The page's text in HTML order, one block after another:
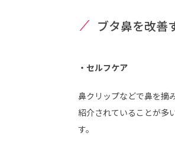
ブタ鼻を改善
・セルフケア
鼻クリップなどで鼻を摘
紹介されていることが多
す。